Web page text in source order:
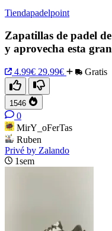
Tiendapadelpoint
Zapatillas de padel
y aprovecha esta
4.99€ 29.99€ Gratis
1546
0
MirY_oFerTas
Ruben
Privé by Zalando
1sem